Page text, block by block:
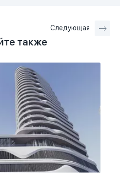
Следующая
также